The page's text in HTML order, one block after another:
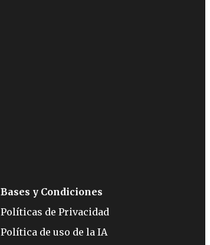
Bases y Condiciones
Políticas de Privacidad
Política de uso de la IA